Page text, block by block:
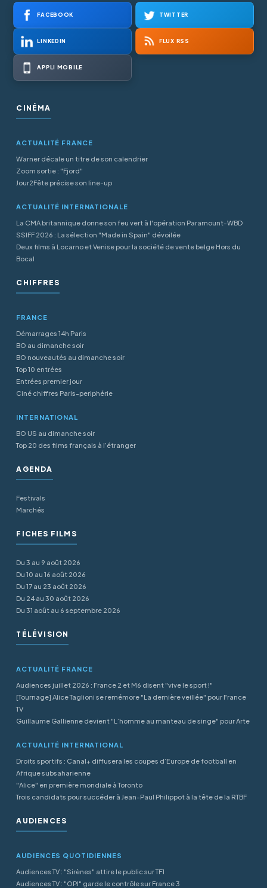
FACEBOOK TWITTER
LINKEDIN FLUX RSS
APPLI MOBILE
CINÉMA
ACTUALITÉ FRANCE
Warner décale un titre de son calendrier
Zoom sortie : "Fjord"
Jour2Fête précise son line-up
ACTUALITÉ INTERNATIONALE
La CMA britannique donne son feu vert à l'opération Paramount-WBD
SSIFF 2026 : La sélection "Made in Spain" dévoilée
Deux films à Locarno et Venise pour la société de vente belge Hors du
Bocal
CHIFFRES
FRANCE
Démarrages 14h Paris
BO au dimanche soir
BO nouveautés au dimanche soir
Top 10 entrées
Entrées premier jour
Ciné chiffres Paris-periphérie
INTERNATIONAL
BO US au dimanche soir
Top 20 des films français à l’étranger
AGENDA
Festivals
Marchés
FICHES FILMS
Du 3 au 9 août 2026
Du 10 au 16 août 2026
Du 17 au 23 août 2026
Du 24 au 30 août 2026
Du 31 août au 6 septembre 2026
TÉLÉVISION
ACTUALITÉ FRANCE
Audiences juillet 2026 : France 2 et M6 disent "vive le sport !"
[Tournage] Alice Taglioni se remémore "La dernière veillée" pour France
TV
Guillaume Gallienne devient "L’homme au manteau de singe" pour Arte
ACTUALITÉ INTERNATIONAL
Droits sportifs : Canal+ diffusera les coupes d’Europe de football en
Afrique subsaharienne
"Alice" en première mondiale à Toronto
Trois candidats pour succéder à Jean-Paul Philippot à la tête de la RTBF
AUDIENCES
AUDIENCES QUOTIDIENNES
Audiences TV : "Sirènes" attire le public sur TF1
Audiences TV : "OPJ" garde le contrôle sur France 3